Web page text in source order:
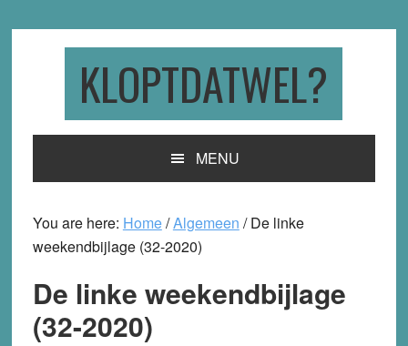
KLOPTDATWEL?
MENU
You are here: Home/Algemeen /De linke
weekendbijlage (32-2020)
De linke weekendbijlage
(32-2020)